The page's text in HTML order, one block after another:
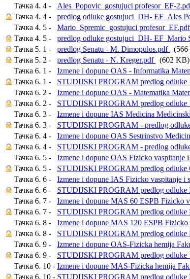
Тачка 4. 4 -
Ales_Popovic_gostujuci profesor_EF-
Тачка 4. 4 -
predlog odluke gostujuci_DH- EF_Ales
Тачка 4. 5 -
Mario_Spremic_gostujuci profesor_EF.pdf
Тачка 4. 5 -
predlog odluke gostujuci_DH- EF_Mario
Тачка 5. 1 -
predlog Senatu - M. Dimopulos.pdf
Тачка 5. 2 -
predlog Senatu - N. Kreger.pdf
(602 KB)
Тачка 6. 1 -
Izmene i dopune OAS - Informatika
Тачка 6. 1 -
STUDIJSKI PROGRAM predlog
Тачка 6. 2 -
Izmene i dopune OAS - Matematika
Тачка 6. 2 -
STUDIJSKI PROGRAM predlog
Тачка 6. 3 -
Izmene i dopune IAS Medicina
Тачка 6. 3 -
STUDIJSKI PROGRAM - predlog
Тачка 6. 4 -
Izmene i dopune OAS Sestrinstvo
Тачка 6. 4 -
STUDIJSKI PROGRAM - predlog
Тачка 6. 5 -
Izmene i dopune OAS Fizicko vaspitanje
Тачка 6. 5 -
STUDIJSKI PROGRAM predlog odluke
Тачка 6. 6 -
Izmene i dopune IAS Fizicko vaspitanje i
Тачка 6. 6 -
STUDIJSKI PROGRAM predlog odluke
Тачка 6. 7 -
Izmene i dopune MAS 60 ESPB Fizicko
Тачка 6. 7 -
STUDIJSKI PROGRAM predlog odluke
Тачка 6. 8 -
Izmene i dopune MAS 120 ESPB
Тачка 6. 8 -
STUDIJSKI PROGRAM predlog odluke
Тачка 6. 9 -
Izmene i dopune OAS-Fizicka hemija
Тачка 6. 9 -
STUDIJSKI PROGRAM predlog
Тачка 6. 10 - Izmene i dopune MAS-Fizicka hemija
Тачка 6. 10 - STUDIJSKI PROGRAM predlog odluke